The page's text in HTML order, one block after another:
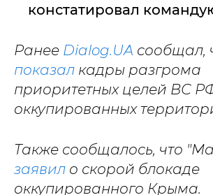
констатировал
Ранее Dialog.UA сообщал,
показал кадры разгрома
приоритетных целей ВС
оккупированных
Также сообщалось, что
заявил о скорой блокаде
оккупированного Крыма.